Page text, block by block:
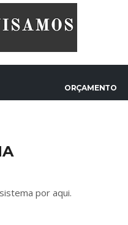
ORÇAMENTO
por aqui.